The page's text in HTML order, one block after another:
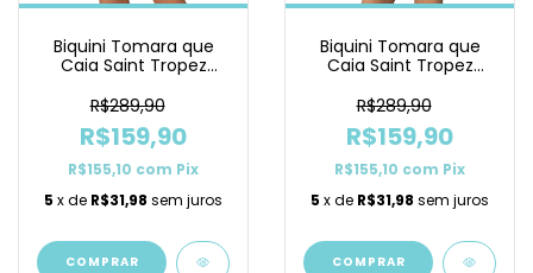
Biquini Tomara que
Caia Saint Tropez
R$289,90
R$159,90
R$155,10 com Pix
5 x de R$31,98 sem juros
COMPRAR
Biquini Tomara que
Caia Saint Tropez
R$289,90
R$159,90
R$155,10 com Pix
5 x de R$31,98 sem juros
COMPRAR